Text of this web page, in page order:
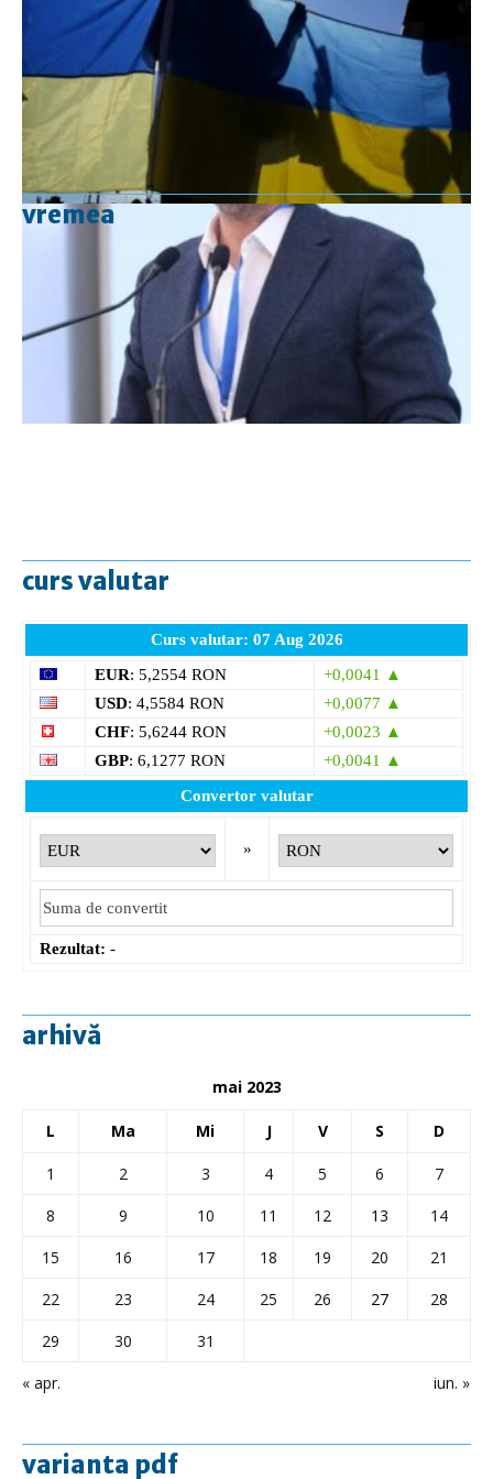
vremea
curs valutar
Curs valutar: 07 Aug 2026
EUR: 5,2554 RON
+0,0041 ▲
USD: 4,5584 RON
+0,0077 ▲
CHF: 5,6244 RON
+0,0023 ▲
GBP: 6,1277 RON
+0,0041 ▲
Convertor valutar
»
Rezultat: -
arhivă
mai 2023
L Ma Mi J V S D
« apr. iun. »
1 2 3 4 5 6
7
8
9 10 11 12 13
14
15
16 17 18 19 20
21
22
23 24 25 26 27
28
29
30 31
varianta pdf